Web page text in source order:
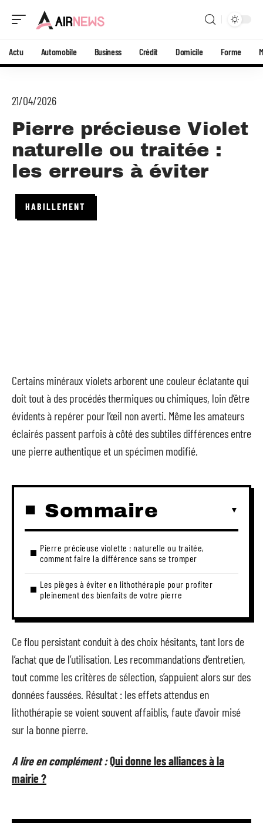
Actu Automobile Business Crédit Domicile Forme
21/04/2026
Pierre précieuse Violet
naturelle ou traitée :
les erreurs à éviter
HABILLEMENT
Certains minéraux violets arborent une couleur éclatante qui
doit tout à des procédés thermiques ou chimiques, loin d’être
évidents à repérer pour l’œil non averti. Même les amateurs
éclairés passent parfois à côté des subtiles différences entre
une pierre authentique et un spécimen modifié.
Sommaire
Pierre précieuse violette : naturelle ou traitée,
comment faire la différence sans se tromper
Les pièges à éviter en lithothérapie pour profiter
pleinement des bienfaits de votre pierre
Ce flou persistant conduit à des choix hésitants, tant lors de
l’achat que de l’utilisation. Les recommandations d’entretien,
tout comme les critères de sélection, s’appuient alors sur des
données faussées. Résultat : les effets attendus en
lithothérapie se voient souvent affaiblis, faute d’avoir misé
sur la bonne pierre.
A lire en complément :Qui donne les alliances à la
mairie ?